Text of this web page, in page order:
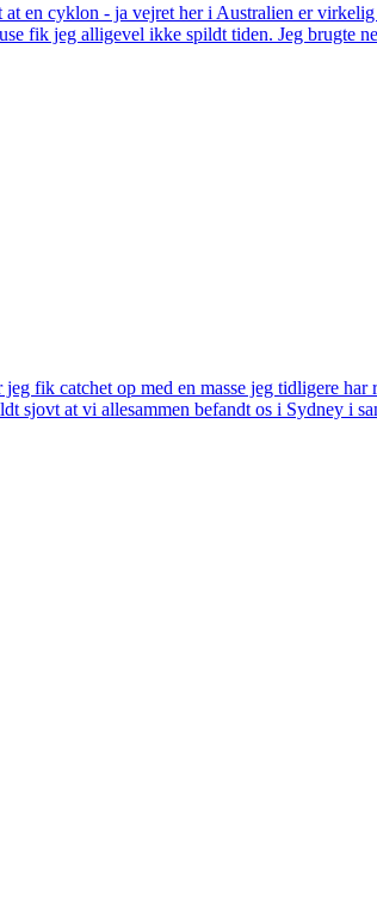
en cyklon - ja vejret her i Australien er
fik jeg alligevel ikke spildt tiden. Jeg brugte
fik catchet op med en masse jeg tidligere
sjovt at vi allesammen befandt os i Sydney i